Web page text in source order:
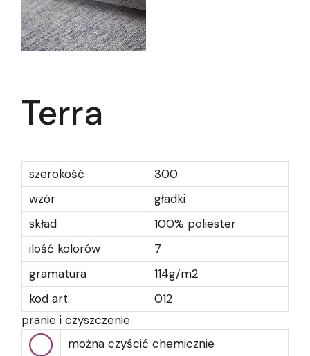
Terra
szerokość
300
wzór
gładki
skład
100% poliester
ilość kolorów
7
gramatura
114g/m2
kod art.
012
pranie i czyszczenie
można czyścić chemicznie